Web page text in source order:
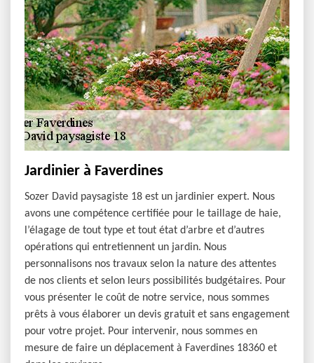
Jardinier à Faverdines
Sozer David paysagiste 18 est un jardinier expert. Nous
avons une compétence certifiée pour le taillage de haie,
l’élagage de tout type et tout état d’arbre et d’autres
opérations qui entretiennent un jardin. Nous
personnalisons nos travaux selon la nature des attentes
de nos clients et selon leurs possibilités budgétaires. Pour
vous présenter le coût de notre service, nous sommes
prêts à vous élaborer un devis gratuit et sans engagement
pour votre projet. Pour intervenir, nous sommes en
mesure de faire un déplacement à Faverdines 18360 et